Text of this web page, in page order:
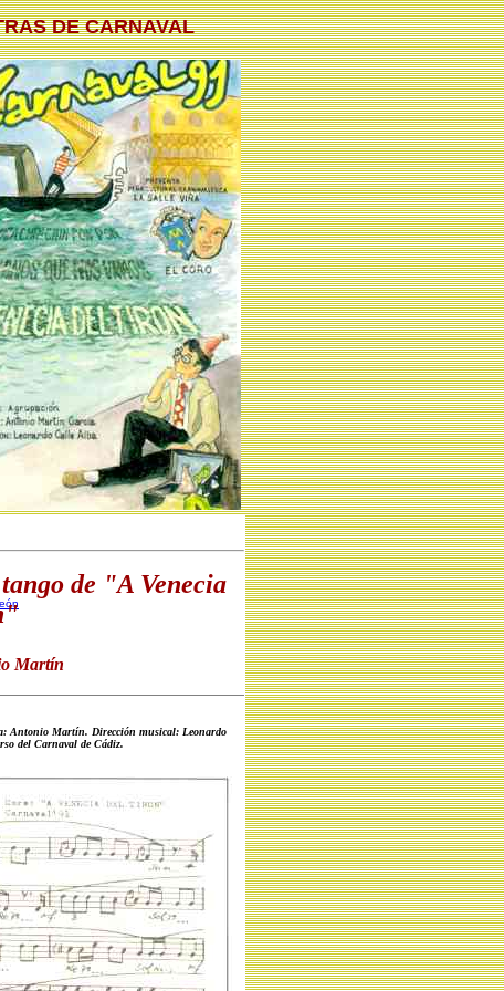
DE CARNAVAL
de "A Venecia
Martín
Antonio Martín. Dirección musical: Leonardo
del Carnaval de Cádiz.